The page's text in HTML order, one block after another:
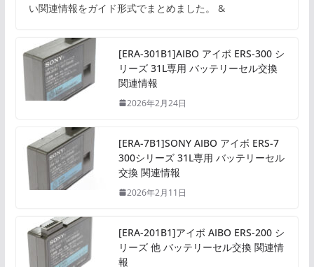
い関連情報をガイド形式でまとめました。 &
[ERA-301B1]AIBO アイボ ERS-300 シ
リーズ 31L専用 バッテリーセル交換
関連情報
2026年2月24日
[ERA-7B1]SONY AIBO アイボ ERS-7
300シリーズ 31L専用 バッテリーセル
交換 関連情報
2026年2月11日
[ERA-201B1]アイボ AIBO ERS-200 シ
リーズ 他 バッテリーセル交換 関連情
報